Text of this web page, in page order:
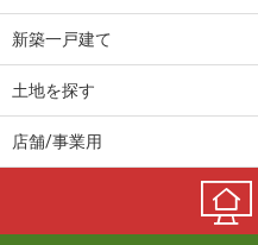
新築一戸建て
土地を探す
店舗/事業用